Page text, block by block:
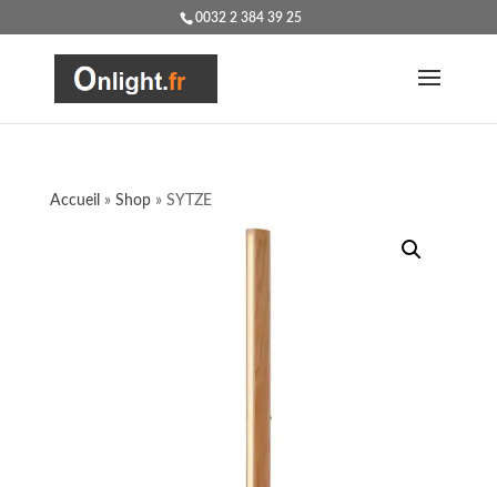
0032 2 384 39 25
Accueil » Shop» SYTZE